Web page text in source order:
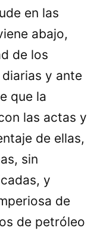
en las
abajo,
de los
y ante
que la
las actas y
de ellas,
sin
y
de
de petróleo